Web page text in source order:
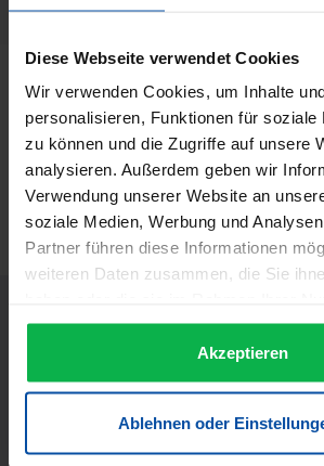
Diese Webseite verwendet Cookies
Wir verwenden Cookies, um Inhalte
personalisieren, Funktionen für soziale
zu können und die Zugriffe auf unsere
analysieren. Außerdem geben wir
Verwendung unserer Website an
soziale Medien, Werbung und
Partner führen diese Informationen
weiteren Daten zusammen, die Sie
gesammelt haben.
Akzeptieren
Ablehnen oder
18227
Beschreibung
Rondo Bedienungsblöcke10 Stück á 100
Informationen zur Produktsicherheit
Trusted Shops Bewertungen
GUTSCHEIN BEKOMMEN! Bitte senden
Ihrer Datenschutzerklärung regelmäßig